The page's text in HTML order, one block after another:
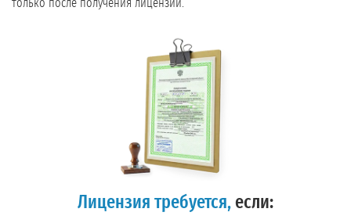
только после получения лицензии.
Лицензия требуется, если: